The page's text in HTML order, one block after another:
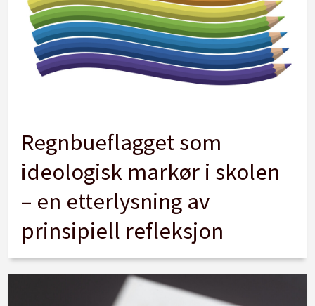
Regnbueflagget som
ideologisk markør i skolen
– en etterlysning av
prinsipiell refleksjon